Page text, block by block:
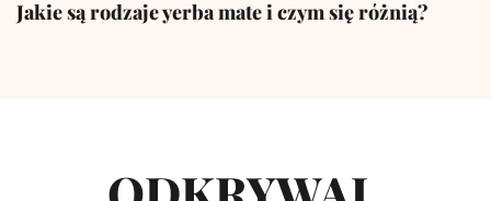
Jakie są rodzaje yerba mate i czym się różnią?